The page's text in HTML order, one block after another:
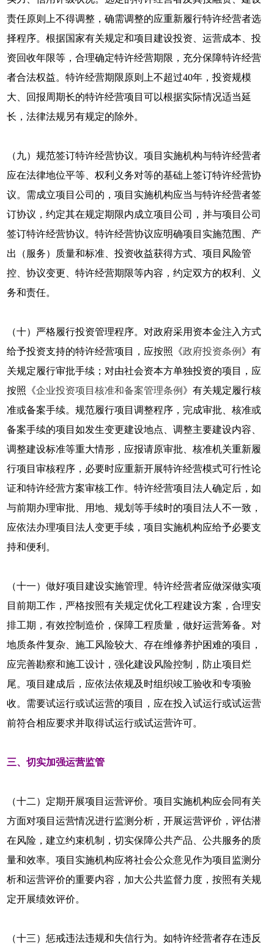
责任原则上不得调整，确需调整的应重新履行特许经营者选
择程序。根据国家有关规定和项目建设投资、运营成本、投
资回收年限等，合理确定特许经营期限，充分保障特许经营
者合法权益。特许经营期限原则上不超过40年，投资规模
大、回报周期长的特许经营项目可以根据实际情况适当延
长，法律法规另有规定的除外。
（九）规范签订特许经营协议。项目实施机构与特许经营者
应在法律地位平等、权利义务对等的基础上签订特许经营协
议。需成立项目公司的，项目实施机构应当与特许经营者签
订协议，约定其在规定期限内成立项目公司，并与项目公司
签订特许经营协议。特许经营协议应明确项目实施范围、产
出（服务）质量和标准、投资收益获得方式、项目风险管
控、协议变更、特许经营期限等内容，约定双方的权利、义
务和责任。
（十）严格履行投资管理程序。对政府采用资本金注入方式
给予投资支持的特许经营项目，应按照《政府投资条例 》有
关规定履行审批手续；对由社会资本方单独投资的项目，应
按照《企业投资项目核准和备案管理条例 》有关规定履行核
准或备案手续。规范履行项目调整程序，完成审批、核准或
备案手续的项目如发生变更建设地点、调整主要建设内容、
调整建设标准等重大情形，应报请原审批、核准机关重新履
行项目审核程序，必要时应重新开展特许经营模式可行性论
证和特许经营方案审核工作。特许经营项目法人确定后，如
与前期办理审批、用地、规划等手续时的项目法人不一致，
应依法办理项目法人变更手续，项目实施机构应给予必要支
持和便利。
（十一）做好项目建设实施管理。特许经营者应做深做实项
目前期工作，严格按照有关规定优化工程建设方案，合理安
排工期，有效控制造价，保障工程质量，做好运营筹备。对
地质条件复杂、施工风险较大、存在维修养护困难的项目，
应完善勘察和施工设计，强化建设风险控制，防止项目烂
尾。项目建成后，应依法依规及时组织竣工验收和专项验
收。需要试运行或试运营的项目，应在投入试运行或试运营
前符合相应要求并取得试运行或试运营许可。
三、切实加强运营监管
（十二）定期开展项目运营评价。项目实施机构应会同有关
方面对项目运营情况进行监测分析，开展运营评价，评估潜
在风险，建立约束机制，切实保障公共产品、公共服务的质
量和效率。项目实施机构应将社会公众意见作为项目监测分
析和运营评价的重要内容，加大公共监督力度，按照有关规
定开展绩效评价。
（十三）惩戒违法违规和失信行为。如特许经营者存在违反